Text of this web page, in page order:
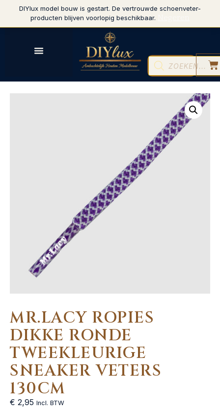
DIYlux model bouw is gestart. De vertrouwde schoenveter-
producten blijven voorlopig beschikbaar.
MR.LACY ROPIES
DIKKE RONDE
TWEEKLEURIGE
SNEAKER VETERS
130CM
€ 2,95 Incl. BTW